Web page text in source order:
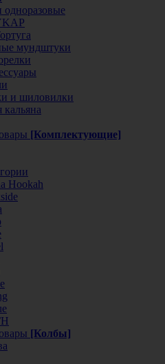
мундштуки
и шиловилки
[Комплектующие]
Hookah
[Колбы]